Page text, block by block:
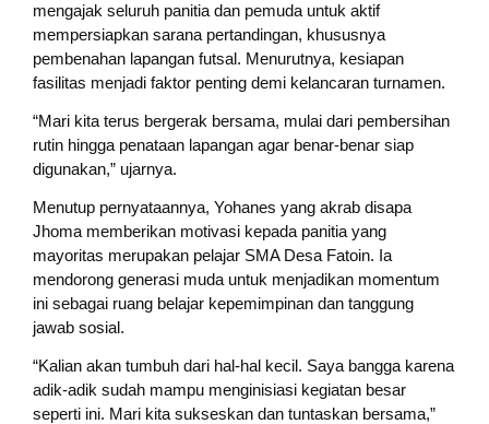
mengajak seluruh panitia dan pemuda untuk aktif
mempersiapkan sarana pertandingan, khususnya
pembenahan lapangan futsal. Menurutnya, kesiapan
fasilitas menjadi faktor penting demi kelancaran turnamen.
“Mari kita terus bergerak bersama, mulai dari pembersihan
rutin hingga penataan lapangan agar benar-benar siap
digunakan,” ujarnya.
Menutup pernyataannya, Yohanes yang akrab disapa
Jhoma memberikan motivasi kepada panitia yang
mayoritas merupakan pelajar SMA Desa Fatoin. Ia
mendorong generasi muda untuk menjadikan momentum
ini sebagai ruang belajar kepemimpinan dan tanggung
jawab sosial.
“Kalian akan tumbuh dari hal-hal kecil. Saya bangga karena
adik-adik sudah mampu menginisiasi kegiatan besar
seperti ini. Mari kita sukseskan dan tuntaskan bersama,”